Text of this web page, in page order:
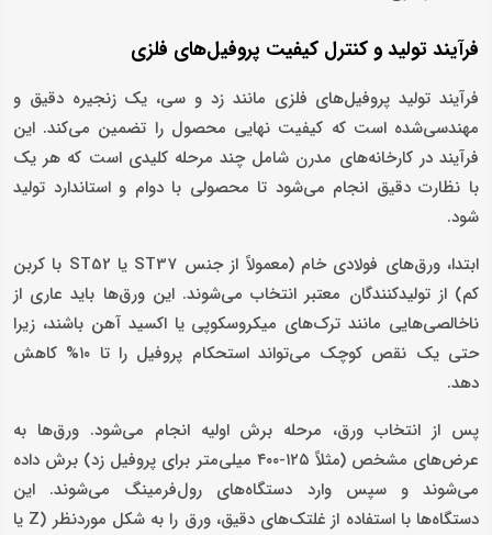
فرآیند تولید و کنترل کیفیت پروفیل‌های فلزی
فرآیند تولید پروفیل‌های فلزی مانند زد و سی، یک زنجیره دقیق و
مهندسی‌شده است که کیفیت نهایی محصول را تضمین می‌کند. این
فرآیند در کارخانه‌های مدرن شامل چند مرحله کلیدی است که هر یک
با نظارت دقیق انجام می‌شود تا محصولی با دوام و استاندارد تولید
شود.
ابتدا، ورق‌های فولادی خام (معمولاً از جنس ST37 یا ST52 با کربن
کم) از تولیدکنندگان معتبر انتخاب می‌شوند. این ورق‌ها باید عاری از
ناخالصی‌هایی مانند ترک‌های میکروسکوپی یا اکسید آهن باشند، زیرا
حتی یک نقص کوچک می‌تواند استحکام پروفیل را تا ۱۰% کاهش
دهد.
پس از انتخاب ورق، مرحله برش اولیه انجام می‌شود. ورق‌ها به
عرض‌های مشخص (مثلاً ۱۲۵-۴۰۰ میلی‌متر برای پروفیل زد) برش داده
می‌شوند و سپس وارد دستگاه‌های رول‌فرمینگ می‌شوند. این
دستگاه‌ها با استفاده از غلتک‌های دقیق، ورق را به شکل موردنظر (Z یا